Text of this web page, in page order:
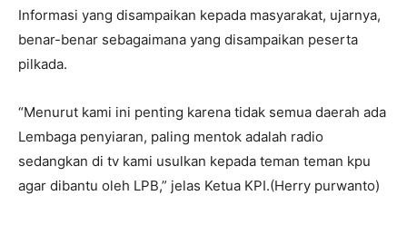
Informasi yang disampaikan kepada masyarakat, ujarnya,
benar-benar sebagaimana yang disampaikan peserta
pilkada.
“Menurut kami ini penting karena tidak semua daerah ada
Lembaga penyiaran, paling mentok adalah radio
sedangkan di tv kami usulkan kepada teman teman kpu
agar dibantu oleh LPB,” jelas Ketua KPI.(Herry purwanto)